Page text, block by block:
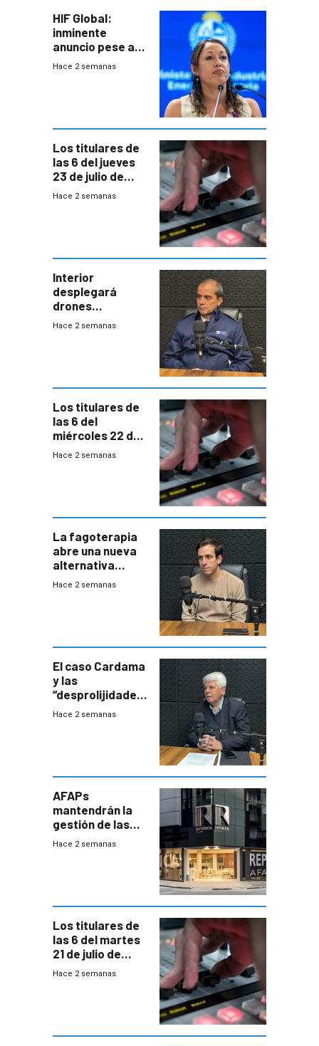
HIF Global:
inminente
anuncio pese a
declaración de
gobierno
Hace 2 semanas
Los titulares de
las 6 del jueves
23 de julio de
2026
Hace 2 semanas
Interior
desplegará
drones
autónomos para
Hace 2 semanas
Los titulares de
las 6 del
miércoles 22 de
julio de 2026
Hace 2 semanas
La fagoterapia
abre una nueva
alternativa
contra bacterias
innovadora
Hace 2 semanas
El caso Cardama
y las
“desprolijidades”
que la
Hace 2 semanas
AFAPs
mantendrán la
gestión de las
cuentas
Hace 2 semanas
Los titulares de
las 6 del martes
21 de julio de
2026
Hace 2 semanas